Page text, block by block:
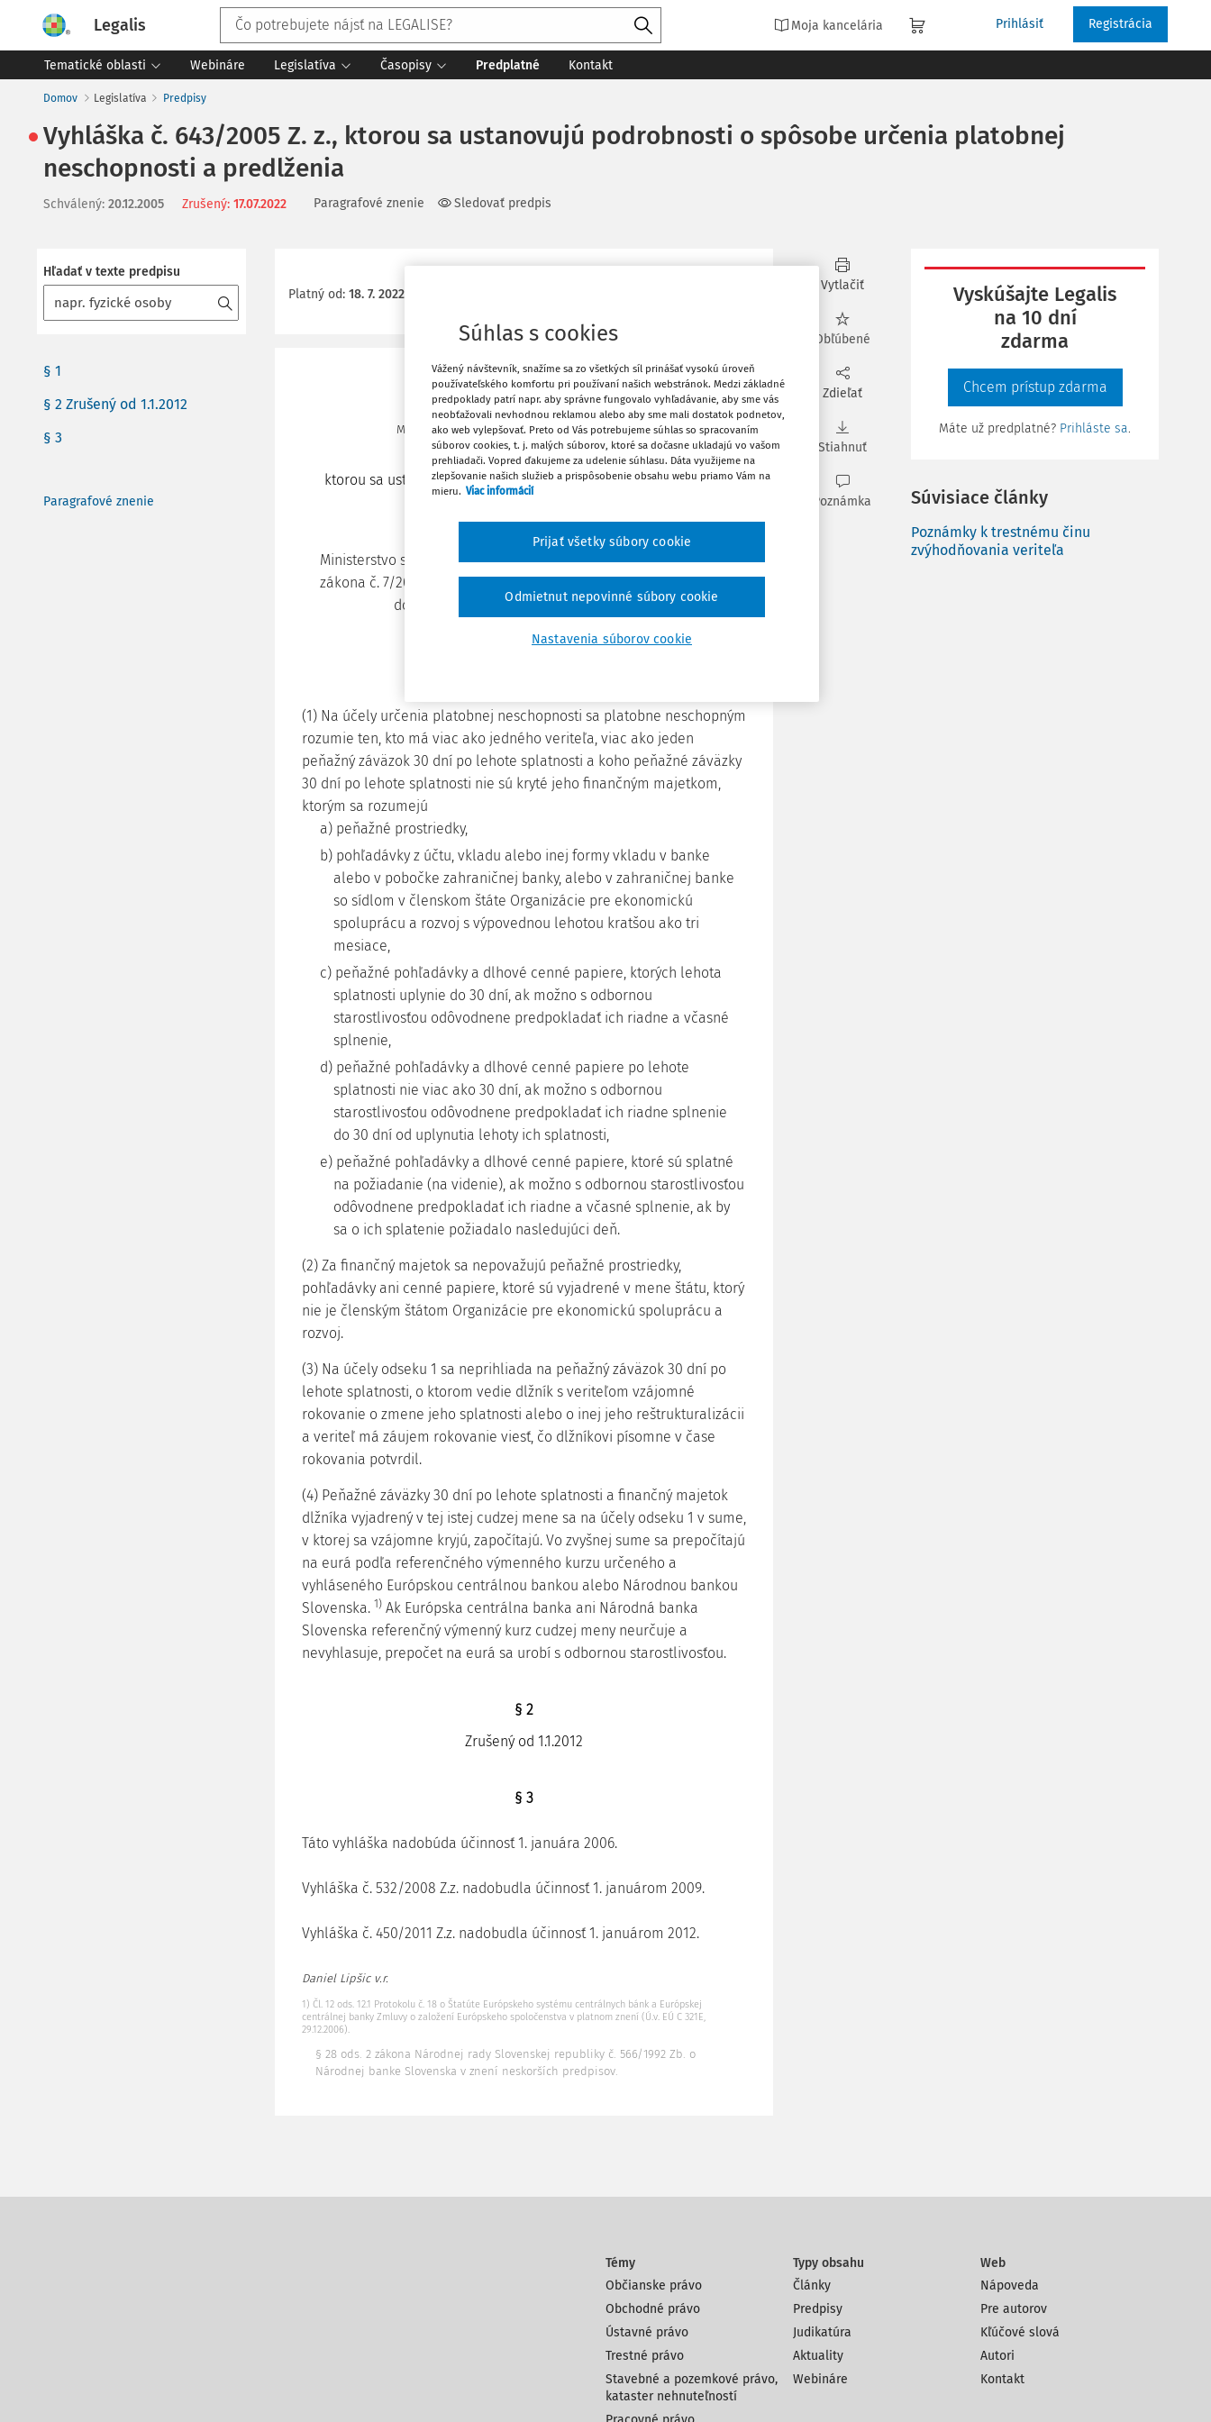
Legalis Moja kancelária Prihlásiť Registrácia
Tematické oblasti Webináre Legislatíva Časopisy Predplatné Kontakt
Domov Legislatíva Predpisy
Vyhláška č. 643/2005 Z. z., ktorou sa ustanovujú podrobnosti o spôsobe určenia platobnej
neschopnosti a predlženia
Schválený: 20.12.2005 Zrušený: 17.07.2022 Paragrafové znenie Sledovať predpis
Hľadať v texte predpisu
§ 1
§ 2 Zrušený od 1.1.2012
§ 3
Paragrafové znenie
Platný od: 18. 7. 2022
643/2005 Z.z.
VYHLÁŠKA
Ministerstva spravodlivosti Slovenskej republiky
z 20. decembra 2005,
ktorou sa ustanovujú podrobnosti o spôsobe určenia platobnej
Ministerstvo spravodlivosti Slovenskej republiky podľa § 3 ods. 4
zákona č. 7/2005 Z.z. o konkurze a reštrukturalizácii a o zmene a
doplnení niektorých zákonov ustanovuje:
(1) Na účely určenia platobnej neschopnosti sa platobne neschopným
rozumie ten, kto má viac ako jedného veriteľa, viac ako jeden
peňažný záväzok 30 dní po lehote splatnosti a koho peňažné záväzky
30 dní po lehote splatnosti nie sú kryté jeho finančným majetkom,
ktorým sa rozumejú
a) peňažné prostriedky,
b) pohľadávky z účtu, vkladu alebo inej formy vkladu v banke
alebo v pobočke zahraničnej banky, alebo v zahraničnej banke
so sídlom v členskom štáte Organizácie pre ekonomickú
spoluprácu a rozvoj s výpovednou lehotou kratšou ako tri
mesiace,
c) peňažné pohľadávky a dlhové cenné papiere, ktorých lehota
splatnosti uplynie do 30 dní, ak možno s odbornou
starostlivosťou odôvodnene predpokladať ich riadne a včasné
splnenie,
d) peňažné pohľadávky a dlhové cenné papiere po lehote
splatnosti nie viac ako 30 dní, ak možno s odbornou
starostlivosťou odôvodnene predpokladať ich riadne splnenie
do 30 dní od uplynutia lehoty ich splatnosti,
e) peňažné pohľadávky a dlhové cenné papiere, ktoré sú splatné
na požiadanie (na videnie), ak možno s odbornou starostlivosťou
odôvodnene predpokladať ich riadne a včasné splnenie, ak by
sa o ich splatenie požiadalo nasledujúci deň.
(2) Za finančný majetok sa nepovažujú peňažné prostriedky,
pohľadávky ani cenné papiere, ktoré sú vyjadrené v mene štátu, ktorý
nie je členským štátom Organizácie pre ekonomickú spoluprácu a
rozvoj.
(3) Na účely odseku 1 sa neprihliada na peňažný záväzok 30 dní po
lehote splatnosti, o ktorom vedie dlžník s veriteľom vzájomné
rokovanie o zmene jeho splatnosti alebo o inej jeho reštrukturalizácii
a veriteľ má záujem rokovanie viesť, čo dlžníkovi písomne v čase
rokovania potvrdil.
(4) Peňažné záväzky 30 dní po lehote splatnosti a finančný majetok
dlžníka vyjadrený v tej istej cudzej mene sa na účely odseku 1 v sume,
v ktorej sa vzájomne kryjú, započítajú. Vo zvyšnej sume sa prepočítajú
na eurá podľa referenčného výmenného kurzu určeného a
vyhláseného Európskou centrálnou bankou alebo Národnou bankou
Slovenska. 1)Ak Európska centrálna banka ani Národná banka
Slovenska referenčný výmenný kurz cudzej meny neurčuje a
nevyhlasuje, prepočet na eurá sa urobí s odbornou starostlivosťou.
§ 2
Zrušený od 1.1.2012
§ 3
Táto vyhláška nadobúda účinnosť 1. januára 2006.
Vyhláška č. 532/2008 Z.z. nadobudla účinnosť 1. januárom 2009.
Vyhláška č. 450/2011 Z.z. nadobudla účinnosť 1. januárom 2012.
Daniel Lipšic v.r.
1) Čl. 12 ods. 12.1 Protokolu č. 18 o Štatúte Európskeho systému centrálnych bánk a Európskej
centrálnej banky Zmluvy o založení Európskeho spoločenstva v platnom znení (Ú.v. EÚ C 321E,
29.12.2006).
§ 28 ods. 2 zákona Národnej rady Slovenskej republiky č. 566/1992 Zb. o
Národnej banke Slovenska v znení neskorších predpisov.
Vytlačiť
Obľúbené
Zdieľať
Stiahnuť
Poznámka
Vyskúšajte Legalis
na 10 dní
zdarma
Chcem prístup zdarma
Máte už predplatné? Prihláste sa.
Súvisiace články
Poznámky k trestnému činu
zvýhodňovania veriteľa
Témy
Občianske právo
Obchodné právo
Ústavné právo
Trestné právo
Stavebné a pozemkové právo,
kataster nehnuteľností
Typy obsahu
Články
Predpisy
Judikatúra
Aktuality
Webináre
Web
Nápoveda
Pre autorov
Kľúčové slová
Autori
Kontakt
Súhlas s cookies
Vážený návštevník, snažíme sa zo všetkých síl prinášať vysokú úroveň
používateľského komfortu pri používaní našich webstránok. Medzi základné
predpoklady patrí napr. aby správne fungovalo vyhľadávanie, aby sme vás
neobťažovali nevhodnou reklamou alebo aby sme mali dostatok podnetov,
ako web vylepšovať. Preto od Vás potrebujeme súhlas so spracovaním
súborov cookies, t. j. malých súborov, ktoré sa dočasne ukladajú vo vašom
prehliadači. Vopred ďakujeme za udelenie súhlasu. Dáta využijeme na
zlepšovanie našich služieb a prispôsobenie obsahu webu priamo Vám na
mieru. Viac informácií
Nastavenia súborov cookie
Odmietnut nepovinné súbory cookie
Prijať všetky súbory cookie